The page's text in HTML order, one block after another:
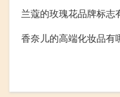
兰蔻的玫瑰花品牌标志
香奈儿的高端化妆品有